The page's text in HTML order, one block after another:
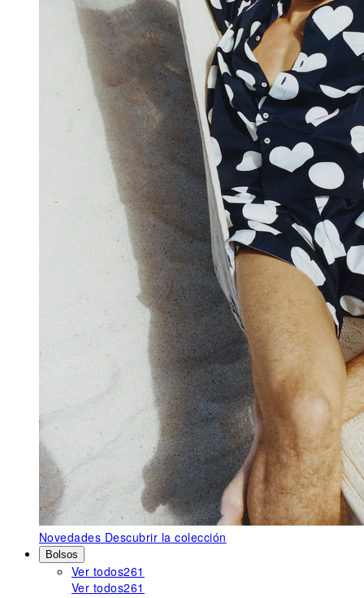
Novedades Descubrir la colección
Bolsos
Ver todos261
Ver todos261